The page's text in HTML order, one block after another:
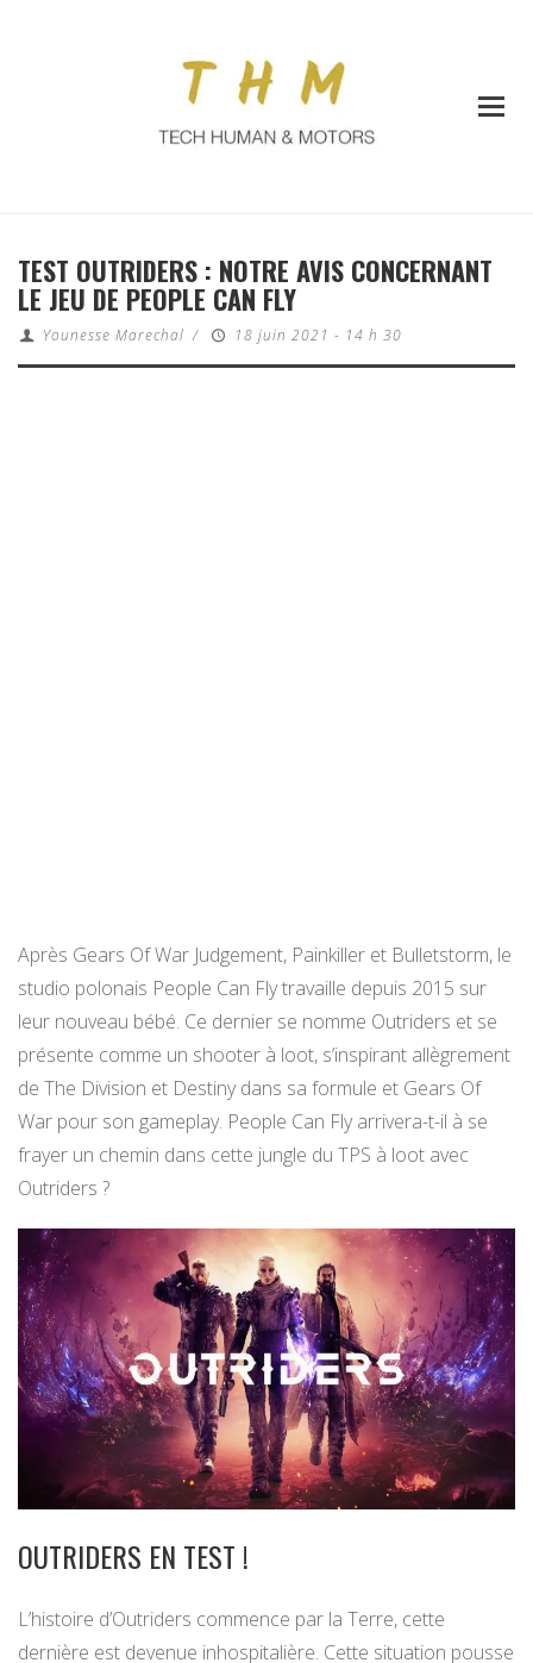
TEST OUTRIDERS : NOTRE AVIS CONCERNANT
LE JEU DE PEOPLE CAN FLY
Younesse Marechal / 18 juin 2021 - 14 h 30
Après Gears Of War Judgement, Painkiller et Bulletstorm, le
studio polonais People Can Fly travaille depuis 2015 sur
leur nouveau bébé. Ce dernier se nomme Outriders et se
présente comme un shooter à loot, s’inspirant allègrement
de The Division et Destiny dans sa formule et Gears Of
War pour son gameplay. People Can Fly arrivera-t-il à se
frayer un chemin dans cette jungle du TPS à loot avec
Outriders ?
OUTRIDERS EN TEST !
L’histoire d’Outriders commence par la Terre, cette
dernière est devenue inhospitalière. Cette situation pousse